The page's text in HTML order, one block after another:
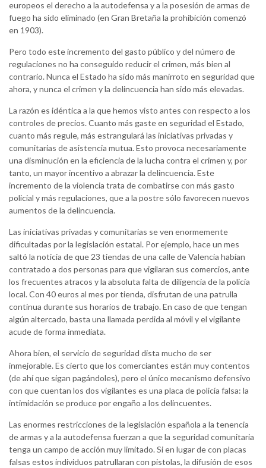
europeos el derecho a la autodefensa y a la posesión de armas de
fuego ha sido eliminado (en Gran Bretaña la prohibición comenzó
en 1903).
Pero todo este incremento del gasto público y del número de
regulaciones no ha conseguido reducir el crimen, más bien al
contrario. Nunca el Estado ha sido más manirroto en seguridad que
ahora, y nunca el crimen y la delincuencia han sido más elevadas.
La razón es idéntica a la que hemos visto antes con respecto a los
controles de precios. Cuanto más gaste en seguridad el Estado,
cuanto más regule, más estrangulará las iniciativas privadas y
comunitarias de asistencia mutua. Esto provoca necesariamente
una disminución en la eficiencia de la lucha contra el crimen y, por
tanto, un mayor incentivo a abrazar la delincuencia. Este
incremento de la violencia trata de combatirse con más gasto
policial y más regulaciones, que a la postre sólo favorecen nuevos
aumentos de la delincuencia.
Las iniciativas privadas y comunitarias se ven enormemente
dificultadas por la legislación estatal. Por ejemplo, hace un mes
saltó la noticia de que 23 tiendas de una calle de Valencia habían
contratado a dos personas para que vigilaran sus comercios, ante
los frecuentes atracos y la absoluta falta de diligencia de la policía
local. Con 40 euros al mes por tienda, disfrutan de una patrulla
continua durante sus horarios de trabajo. En caso de que tengan
algún altercado, basta una llamada perdida al móvil y el vigilante
acude de forma inmediata.
Ahora bien, el servicio de seguridad dista mucho de ser
inmejorable. Es cierto que los comerciantes están muy contentos
(de ahí que sigan pagándoles), pero el único mecanismo defensivo
con que cuentan los dos vigilantes es una placa de policía falsa: la
intimidación se produce por engaño a los delincuentes.
Las enormes restricciones de la legislación española a la tenencia
de armas y a la autodefensa fuerzan a que la seguridad comunitaria
tenga un campo de acción muy limitado. Si en lugar de con placas
falsas estos individuos patrullaran con pistolas, la difusión de esos